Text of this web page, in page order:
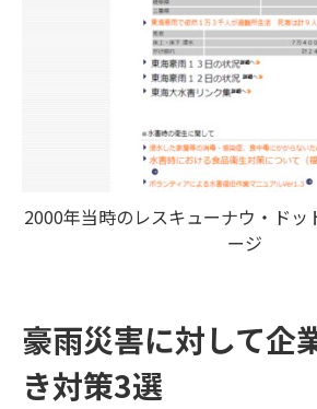
2000年当時のレスキューナウ・ドッ
ージ
豪雨災害に対して企
き対策3選